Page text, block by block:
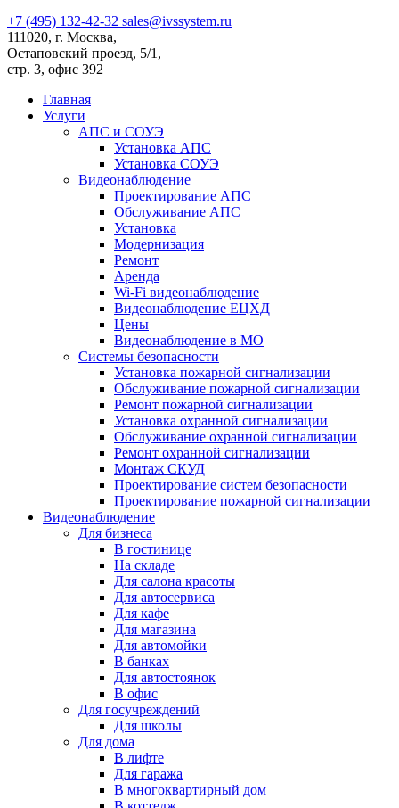
+7 (495) 132-42-32 sales@ivssystem.ru
111020, г. Москва,
Остаповский проезд, 5/1,
стр. 3, офис 392
Главная
Услуги
АПС и СОУЭ
Установка АПС
Установка СОУЭ
Видеонаблюдение
Проектирование АПС
Обслуживание АПС
Установка
Модернизация
Ремонт
Аренда
Wi-Fi видеонаблюдение
Видеонаблюдение ЕЦХД
Цены
Видеонаблюдение в МО
Системы безопасности
Установка пожарной сигнализации
Обслуживание пожарной сигнализации
Ремонт пожарной сигнализации
Установка охранной сигнализации
Обслуживание охранной сигнализации
Ремонт охранной сигнализации
Монтаж СКУД
Проектирование систем безопасности
Проектирование пожарной сигнализации
Видеонаблюдение
Для бизнеса
В гостинице
На складе
Для салона красоты
Для автосервиса
Для кафе
Для магазина
Для автомойки
В банках
Для автостоянок
В офис
Для госучреждений
Для школы
Для дома
В лифте
Для гаража
В многоквартирный дом